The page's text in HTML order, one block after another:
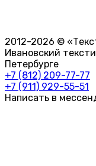
2012-2026 ©
Ивановский
Петербурге
+7 (812) 209-77-77
+7 (911) 929-55-51
Написать в